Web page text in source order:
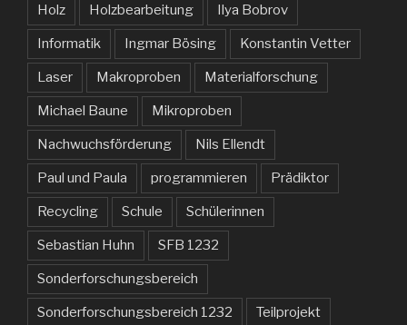
Holz Holzbearbeitung Ilya Bobrov
Informatik Ingmar Bösing Konstantin Vetter
Laser Makroproben Materialforschung
Michael Baune Mikroproben
Nachwuchsförderung Nils Ellendt
Paul und Paula programmieren Prädiktor
Recycling Schule Schülerinnen
Sebastian Huhn SFB 1232
Sonderforschungsbereich
Sonderforschungsbereich 1232 Teilprojekt